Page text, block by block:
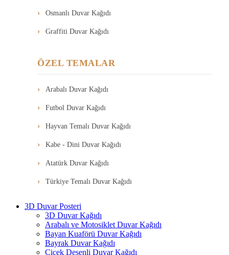
Osmanlı Duvar Kağıdı
Graffiti Duvar Kağıdı
ÖZEL TEMALAR
Arabalı Duvar Kağıdı
Futbol Duvar Kağıdı
Hayvan Temalı Duvar Kağıdı
Kabe - Dini Duvar Kağıdı
Atatürk Duvar Kağıdı
Türkiye Temalı Duvar Kağıdı
3D Duvar Posteri
3D Duvar Kağıdı
Arabalı ve Motosiklet Duvar Kağıdı
Bayan Kuaförü Duvar Kağıdı
Bayrak Duvar Kağıdı
Çiçek Desenli Duvar Kağıdı